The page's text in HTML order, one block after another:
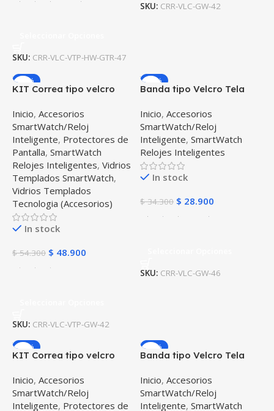
SKU: CRR-VLC-VTP-HW-GTR-47
SKU: CRR-VLC-GW-42
-10%
KIT Correa tipo velcro
templado Reloj
Smartwatch Samsung
Galaxy Watch 42mm
Inicio, Accesorios
SmartWatch/Reloj
Inteligente, Protectores de
Pantalla, SmartWatch
Relojes Inteligentes, Vidrios
Templados SmartWatch,
Vidrios Templados
Tecnologia (Accesorios)
In stock
$54.300 $ 48.900
SKU: CRR-VLC-VTP-GW-42
-16%
Banda tipo Velcro Tela
Smartwatch Samsung
Galaxy Watch 46mm
Inicio, Accesorios
SmartWatch/Reloj
Inteligente, SmartWatch
Relojes Inteligentes
In stock
$34.300 $ 28.900
SKU: CRR-VLC-GW-46
-10%
KIT Correa tipo velcro
templado Reloj
Smartwatch Samsung
Galaxy Watch 46mm
Inicio, Accesorios
SmartWatch/Reloj
Inteligente, Protectores de
-16%
Banda tipo Velcro Tela
Smartwatch Samsung
Galaxy Active 44mm
Inicio, Accesorios
SmartWatch/Reloj
Inteligente, SmartWatch